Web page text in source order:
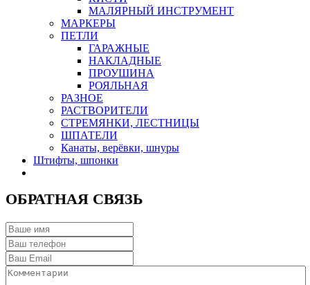
МАЛЯРНЫЙ ИНСТРУМЕНТ
МАРКЕРЫ
ПЕТЛИ
ГАРАЖНЫЕ
НАКЛАДНЫЕ
ПРОУШИНА
РОЯЛЬНАЯ
РАЗНОЕ
РАСТВОРИТЕЛИ
СТРЕМЯНКИ, ЛЕСТНИЦЫ
ШПАТЕЛИ
Канаты, верёвки, шнуры
Штифты, шпонки
ОБРАТНАЯ СВЯЗЬ